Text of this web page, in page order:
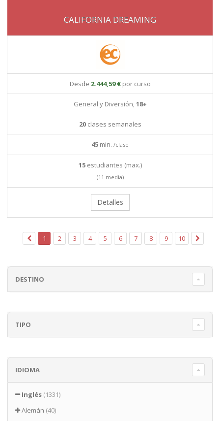
CALIFORNIA DREAMING
Desde 2.444,59 €por curso
General y Diversión,18+
20clases semanales
45 min. /clase
15estudiantes (max.)
(11 media)
Detalles
1 2 3 4 5 6 7 8 9 10
DESTINO
TIPO
IDIOMA
Inglés (1331)
Alemán (40)